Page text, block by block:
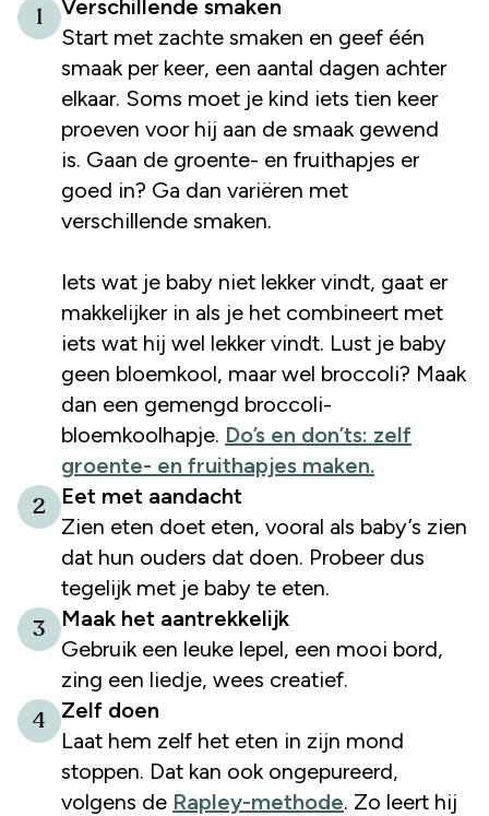
1
Verschillende smaken
Start met zachte smaken en geef één
smaak per keer, een aantal dagen achter
elkaar. Soms moet je kind iets tien keer
proeven voor hij aan de smaak gewend
is. Gaan de groente- en fruithapjes er
goed in? Ga dan variëren met
verschillende smaken.
Iets wat je baby niet lekker vindt, gaat er
makkelijker in als je het combineert met
iets wat hij wel lekker vindt. Lust je baby
geen bloemkool, maar wel broccoli? Maak
dan een gemengd broccoli-
bloemkoolhapje. Do’s en don’ts: zelf
groente- en fruithapjes maken.
2
Eet met aandacht
Zien eten doet eten, vooral als baby’s zien
dat hun ouders dat doen. Probeer dus
tegelijk met je baby te eten.
3
Maak het aantrekkelijk
Gebruik een leuke lepel, een mooi bord,
zing een liedje, wees creatief.
4
Zelf doen
Laat hem zelf het eten in zijn mond
stoppen. Dat kan ook ongepureerd,
volgens de Rapley-methode. Zo leert hij